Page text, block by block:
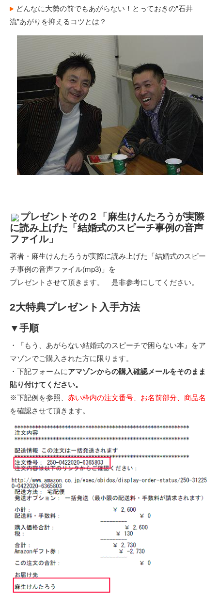
どんなに大勢の前でもあがらない！とっておきの”石井
流”あがりを抑えるコツとは？
プレゼントその２「麻生けんたろうが実際
に読み上げた「結婚式のスピーチ事例の音声
ファイル」
著者・麻生けんたろうが実際に読み上げた「結婚式のスピー
チ事例の音声ファイル(mp3)」を
プレゼントさせて頂きます。 是非参考にしてください。
2大特典プレゼント入手方法
▼手順
・
『もう、あがらない結婚式のスピーチで困らない本』をア
マゾンでご購入された方に限ります。
・下記フォームにアマゾンからの購入確認メールをそのまま
貼り付けてください。
※下記例を参照、 赤い枠内の注文番号、お名前部分、商品名
を確認させて頂きます。